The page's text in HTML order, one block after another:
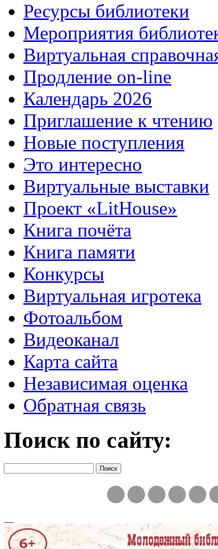
Ресурсы библиотеки
Мероприятия
Виртуальная
Продление on-line
Календарь 2026
Приглашение к чтению
Новые поступления
Это интересно
Виртуальные выставки
Проект «LitHouse»
Книга почёта
Книга памяти
Конкурсы
Виртуальная игротека
Фотоальбом
Видеоканал
Карта сайта
Независимая оценка
Обратная связь
Поиск по сайту: